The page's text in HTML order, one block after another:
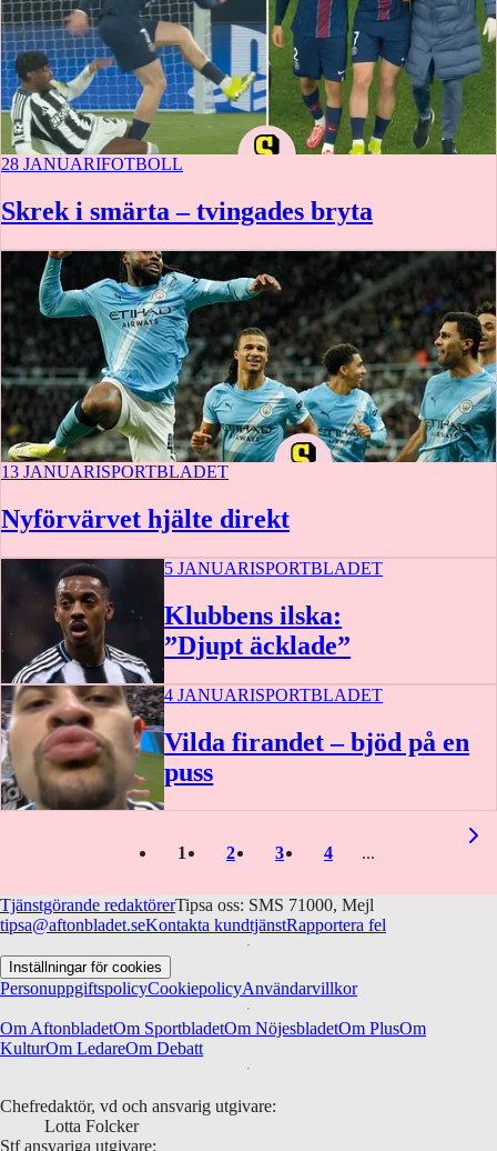
28 JANUARIFOTBOLL
Skrek i smärta – tvingades bryta
13 JANUARISPORTBLADET
Nyförvärvet hjälte direkt
5 JANUARISPORTBLADET
Klubbens ilska:
”Djupt äcklade”
4 JANUARISPORTBLADET
Vilda firandet – bjöd på en
puss
1 2 3 4
Tjänstgörande redaktörerTipsa oss: SMS 71000, Mejl
tipsa@aftonbladet.seKontakta kundtjänstRapportera fel
Inställningar för cookies
PersonuppgiftspolicyCookiepolicyAnvändarvillkor
Om AftonbladetOm SportbladetOm NöjesbladetOm PlusOm
KulturOm LedareOm Debatt
Chefredaktör, vd och ansvarig utgivare:
Lotta Folcker
Stf ansvariga utgivare: